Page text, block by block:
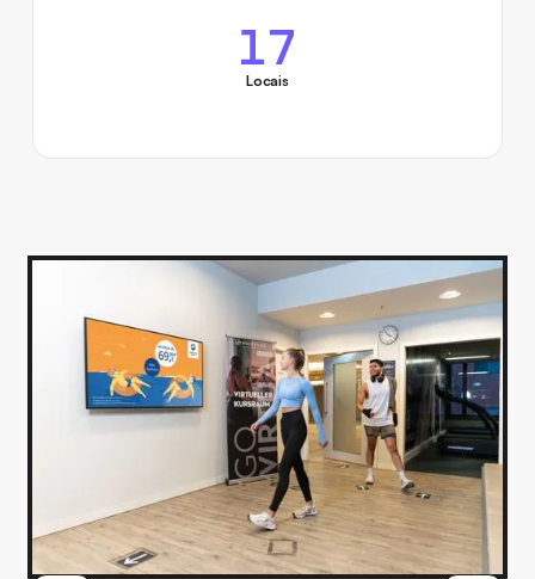
17
Locais